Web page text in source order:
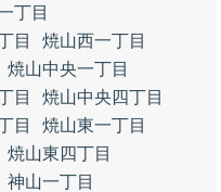
丁目
目
焼山西一丁目
焼山中央一丁目
目
焼山中央四丁目
目
焼山東一丁目
焼山東四丁目
神山一丁目